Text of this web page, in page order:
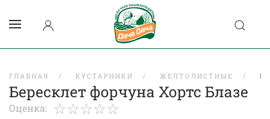
ГЛАВНАЯ КУСТАРНИКИ ЖЕЛТОЛИСТНЫЕ
Бересклет форчуна Хортс Блазе
Оценка: